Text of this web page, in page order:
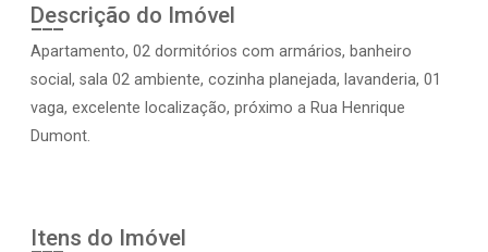
Descrição do Imóvel
Apartamento, 02 dormitórios com armários, banheiro
social, sala 02 ambiente, cozinha planejada, lavanderia, 01
vaga, excelente localização, próximo a Rua Henrique
Dumont.
Itens do Imóvel